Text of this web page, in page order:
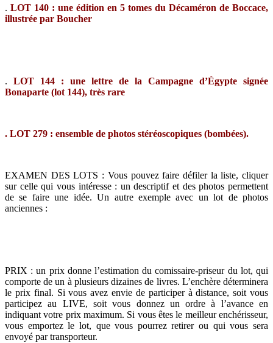
. LOT 140 : une édition en 5 tomes du Décaméron de Boccace,
illustrée par Boucher
. LOT 144 : une lettre de la Campagne d’Égypte signée
Bonaparte (lot 144), très rare
. LOT 279 : ensemble de photos stéréoscopiques (bombées).
EXAMEN DES LOTS : Vous pouvez faire défiler la liste, cliquer
sur celle qui vous intéresse : un descriptif et des photos permettent
de se faire une idée. Un autre exemple avec un lot de photos
anciennes :
PRIX : un prix donne l’estimation du comissaire-priseurdu lot, qui
comporte de un à plusieurs dizaines de livres. L’enchère déterminera
le prix final. Si vous avez envie de participer à distance, soit vous
participez au LIVE, soit vous donnez un ordre à l’avance en
indiquant votre prix maximum. Si vous êtes le meilleur enchérisseur,
vous emportez le lot, que vous pourrez retirer ou qui vous sera
envoyé par transporteur.